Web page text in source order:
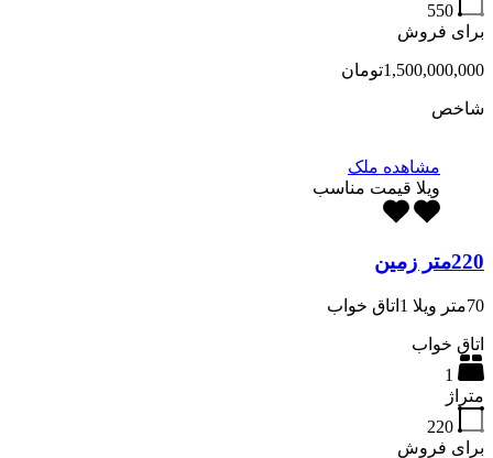
550
برای فروش
1,500,000,000تومان
شاخص
مشاهده ملک
ویلا قیمت مناسب
220متر زمین
70متر ویلا 1اتاق خواب
اتاق خواب
1
متراژ
220
برای فروش